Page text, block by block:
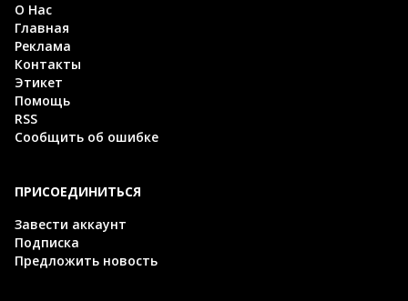
О Нас
Главная
Реклама
Контакты
Этикет
Помощь
RSS
Сообщить об ошибке
ПРИСОЕДИНИТЬСЯ
Завести аккаунт
Подписка
Предложить новость